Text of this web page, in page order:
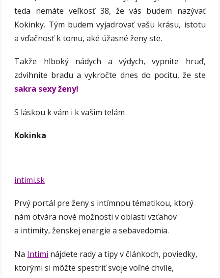
teda nemáte veľkosť 38, že vás budem nazývať
Kokinky. Tým budem vyjadrovať vašu krásu, istotu
a vďačnosť k tomu, aké úžasné ženy ste.
Takže hlboký nádych a výdych, vypnite hruď,
zdvihnite bradu a vykročte dnes do pocitu, že ste
sakra sexy ženy!
S láskou k vám i k vašim telám
Kokinka
intimi.sk
Prvý portál pre ženy s intímnou tématikou, ktorý
nám otvára nové možnosti v oblasti vzťahov
a intimity, ženskej energie a sebavedomia.
Na Intimi nájdete rady a tipy v článkoch, poviedky,
ktorými si môžte spestriť svoje voľné chvíle,